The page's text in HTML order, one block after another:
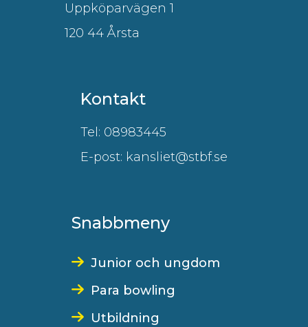
Uppköparvägen 1
120 44 Årsta
Kontakt
Tel: 08983445
E-post: kansliet@stbf.se
Snabbmeny
Junior och ungdom
Para bowling
Utbildning